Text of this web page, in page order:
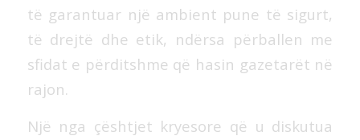
të garantuar një ambient pune të sigurt,
të drejtë dhe etik, ndërsa përballen me
sfidat e përditshme që hasin gazetarët në
rajon.
Një nga çështjet kryesore që u diskutua